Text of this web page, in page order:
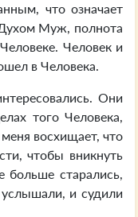
что означает
Муж, полнота
Человек и
в Человека.
Они
того Человека,
восхищает, что
чтобы вникнуть
старались,
и судили